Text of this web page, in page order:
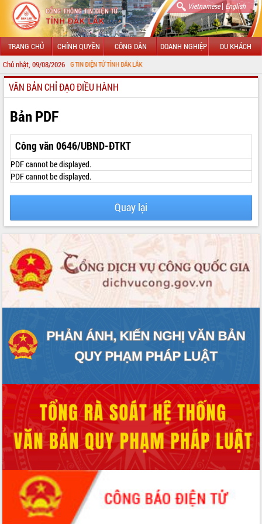
Vietnamese| English
TRANG CHỦ CHÍNH QUYỀN CÔNG DÂN DOANH NGHIỆP DU KHÁCH
Chủ nhật, 09/08/2026
CỔNG THÔNG TIN ĐIỆN TỬ TỈNH ĐẮK LẮK
GIỚI THIỆU
LÃNH ĐẠO UBND TỈNH
TIN TỨC SỰ KIỆN
SỞ, BAN, NGÀNH
UBND CÁC XÃ, PHƯỜNG
HỆ THỐNG VĂN BẢN
VĂN BẢN HĐND TỈNH
ĐIỂM TIN VĂN BẢN
QUY HOẠCH - KẾ HOẠCH
VĂN BẢN CHỈ ĐẠO ĐIỀU HÀNH
Bản PDF
Công văn 0646/UBND-ĐTKT
PDF cannot be displayed.
PDF cannot be displayed.
Quay lại